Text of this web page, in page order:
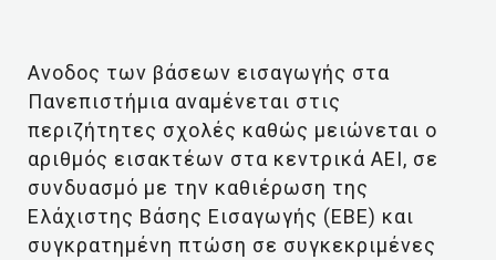
Ανοδος των βάσεων εισαγωγής στα
Πανεπιστήμια αναμένεται στις
περιζήτητες σχολές καθώς μειώνεται ο
αριθμός εισακτέων στα κεντρικά ΑΕΙ, σε
συνδυασμό με την καθιέρωση της
Ελάχιστης Βάσης Εισαγωγής (ΕΒΕ) και
συγκρατημένη πτώση σε συγκεκριμένες